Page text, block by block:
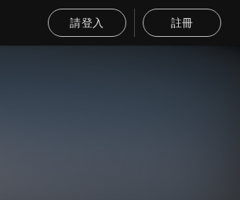
請登入 註冊